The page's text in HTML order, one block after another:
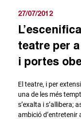
27/07/2012
teatre per
i portes
El teatre, i per
una de les més
s’exalta i s’allibera;
ambició d’entretenir